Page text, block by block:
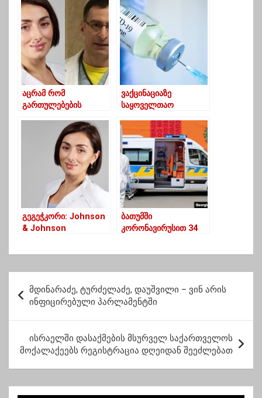
covax-პლატფორმის
წარმომადგენელმა
გეგეჭკორის
განმარტება
აცრამ რომ
გართულებების
ამერიკაში მოღვაწე
ქართველი ექიმების
ვაქცინაციაზე
საყოველთაო
შესაძლოა აპრილში
დაიწყოს
გეგეჭკორი: Johnson
& Johnson
იაფია
ბათუმში
კორონავირუსით 34
ო
ს
ნ
მდინარაძე, ტურძელაძე, დაუშვილი – ვინ არის
ინფიცირებული პარლამენტში
ისრაელში დასაქმების მსურველ საქართველოს
მოქალაქეებს რეგისტრაცია დღეიდან შეეძლებათ